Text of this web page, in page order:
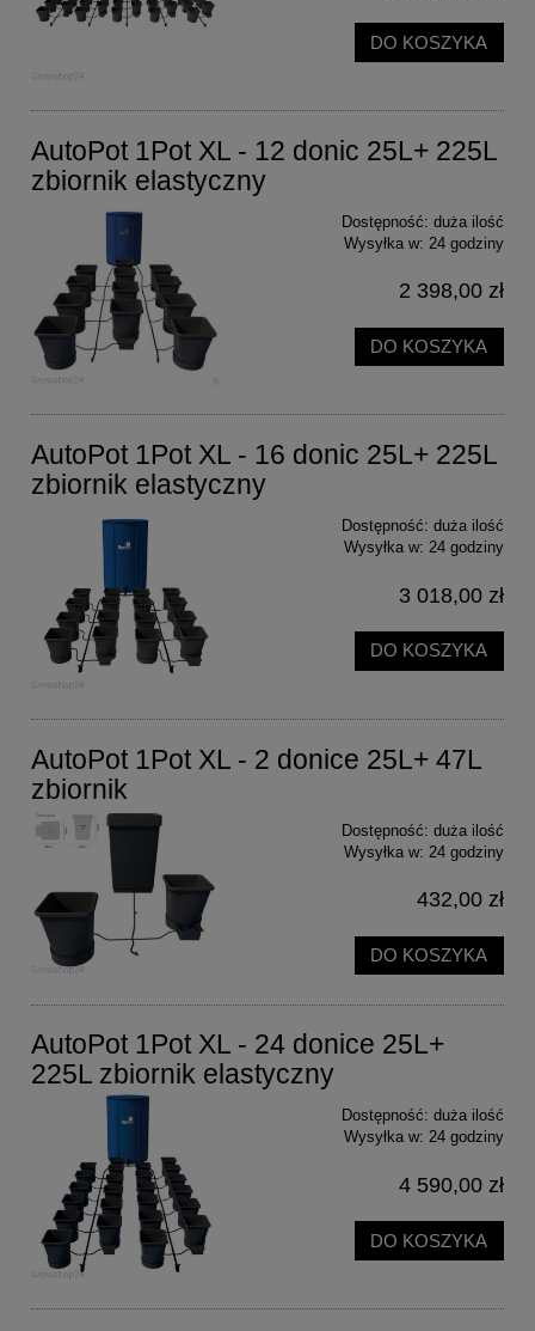
DO KOSZYKA
AutoPot 1Pot XL - 12 donic 25L+ 225L
zbiornik elastyczny
Dostępność: duża ilość
Wysyłka w: 24 godziny
2 398,00 zł
DO KOSZYKA
AutoPot 1Pot XL - 16 donic 25L+ 225L
zbiornik elastyczny
Dostępność: duża ilość
Wysyłka w: 24 godziny
3 018,00 zł
DO KOSZYKA
AutoPot 1Pot XL - 2 donice 25L+ 47L
zbiornik
Dostępność: duża ilość
Wysyłka w: 24 godziny
432,00 zł
DO KOSZYKA
AutoPot 1Pot XL - 24 donice 25L+
225L zbiornik elastyczny
Dostępność: duża ilość
Wysyłka w: 24 godziny
4 590,00 zł
DO KOSZYKA